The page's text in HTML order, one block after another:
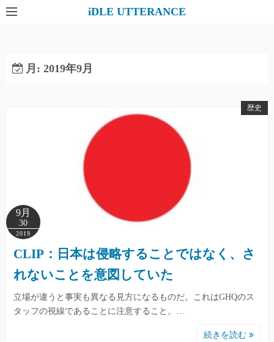
コ
iDLE UTTERANCE
月: 2019年9月
歴史
9月
30
2019
CLIP：日本は侵略することではなく、さ
れないことを意図していた
立場が違うと事実も異なる見方になるものだ。これはGHQのス
タッフの視線であることに注意すること。…
続きを読む